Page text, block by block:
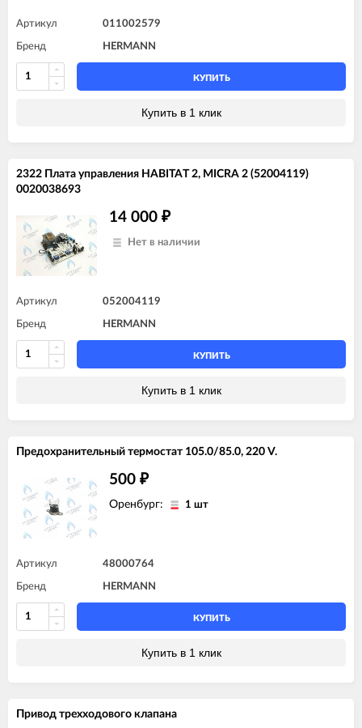
Артикул 011002579
Бренд HERMANN
КУПИТЬ
Купить в 1 клик
2322 Плата управления HABITAT 2, MICRA 2 (52004119)
0020038693
14 000 ₽
Нет в наличии
Артикул 052004119
Бренд HERMANN
КУПИТЬ
Купить в 1 клик
Предохранительный термостат 105.0/85.0, 220 V.
500 ₽
Оренбург: 1 шт
Артикул 48000764
Бренд HERMANN
КУПИТЬ
Купить в 1 клик
Привод трехходового клапана